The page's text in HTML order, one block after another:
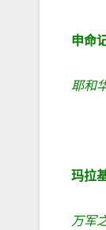
申命
耶和
玛拉
万军